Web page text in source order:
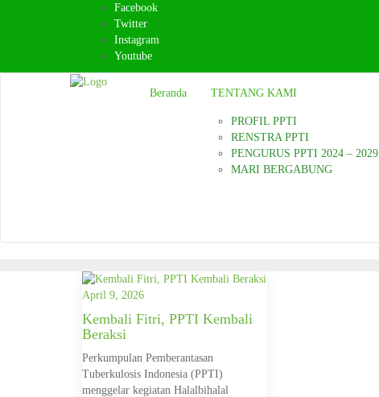
Facebook
Twitter
Instagram
Youtube
Beranda TENTANG KAMI
PROFIL PPTI
RENSTRA PPTI
PENGURUS PPTI 2024 – 2029
MARI BERGABUNG
April 9, 2026
Kembali Fitri, PPTI Kembali
Beraksi
Perkumpulan Pemberantasan
Tuberkulosis Indonesia (PPTI)
menggelar kegiatan Halalbihalal